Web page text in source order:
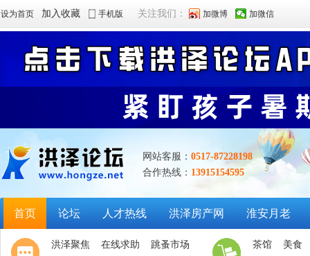
设为首页 加入收藏 手机版 关注我们： 加微博 加微信
网站客服： 0517-87228198
合作热线： 13915154595
首页 论坛 人才热线 洪泽房产网 淮安月老
洪泽聚焦 在线求助
跳蚤市场
茶馆
美食